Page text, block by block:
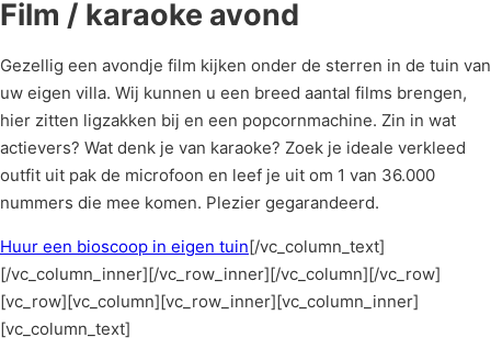
Film / karaoke avond
Gezellig een avondje film kijken onder de sterren in de tuin van
uw eigen villa. Wij kunnen u een breed aantal films brengen,
hier zitten ligzakken bij en een popcornmachine. Zin in wat
actievers? Wat denk je van karaoke? Zoek je ideale verkleed
outfit uit pak de microfoon en leef je uit om 1 van 36.000
nummers die mee komen. Plezier gegarandeerd.
Huur een bioscoop in eigen tuin[/vc_column_text]
[/vc_column_inner][/vc_row_inner][/vc_column][/vc_row]
[vc_row][vc_column][vc_row_inner][vc_column_inner]
[vc_column_text]